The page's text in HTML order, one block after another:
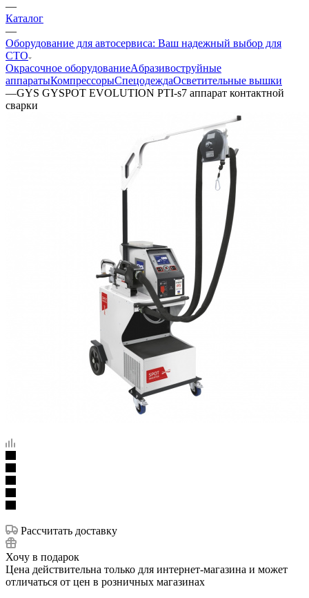
—
Каталог
—
Оборудование для автосервиса: Ваш надежный выбор для
СТО
Окрасочное оборудованиеAбразивоструйные
аппаратыКомпрессорыСпецодеждаОсветительные вышки
—GYS GYSPOT EVOLUTION PTI-s7 аппарат контактной
сварки
Рассчитать доставку
Хочу в подарок
Цена действительна только для интернет-магазина и может
отличаться от цен в розничных магазинах